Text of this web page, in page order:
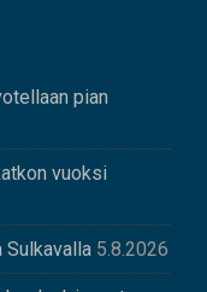
pian
vuoksi
Sulkavalla 5.8.2026